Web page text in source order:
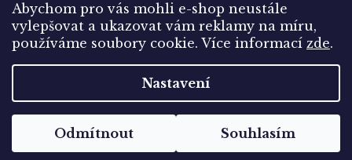
Abychom pro vás mohli e-shop neustále
vylepšovat a ukazovat vám reklamy na míru,
používáme soubory cookie. Více informací zde.
Nastavení
Odmítnout Souhlasím
Copyright 2026Pohlednice Sbírám.cz. Všechna
práva vyhrazena.
Upravit nastavení cookies